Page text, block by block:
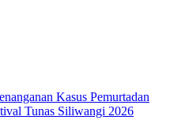
Kasus Pemurtadan
Tunas Siliwangi 2026